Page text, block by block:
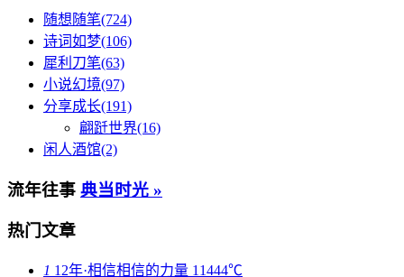
随想随笔(724)
诗词如梦(106)
犀利刀笔(63)
小说幻境(97)
分享成长(191)
翩跹世界(16)
闲人酒馆(2)
流年往事 典当时光 »
热门文章
1 12年·相信相信的力量 11444℃